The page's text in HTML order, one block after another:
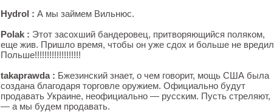
Hydrol : А мы займем Вильнюс.
Polak : Этот засохший бандеровец, притворяющийся поляком,
еще жив. Пришло время, чтобы он уже сдох и больше не вредил
Польше!!!!!!!!!!!!!!!!!!!
takaprawda : Бжезинский знает, о чем говорит, мощь США была
создана благодаря торговле оружием. Официально будут
продавать Украине, неофициально — русским. Пусть стреляют,
— а мы будем продавать.